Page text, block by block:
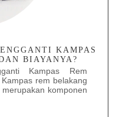
KAMPAS
BIAYANYA?
Kampas Rem
rem belakang
komponen